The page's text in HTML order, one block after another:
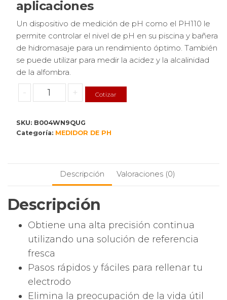
aplicaciones
Un dispositivo de medición de pH como el PH110 le
permite controlar el nivel de pH en su piscina y bañera
de hidromasaje para un rendimiento óptimo. También
se puede utilizar para medir la acidez y la alcalinidad
de la alfombra.
-
Extech
Medidor
pH
ExStik
cantidad
+ Cotizar
SKU: B004WN9QUG
Categoría: MEDIDOR DE PH
Descripción Valoraciones (0)
Descripción
Obtiene una alta precisión continua
utilizando una solución de referencia
fresca
Pasos rápidos y fáciles para rellenar tu
electrodo
Elimina la preocupación de la vida útil